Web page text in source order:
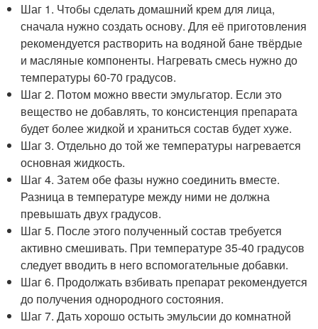
Шаг 1. Чтобы сделать домашний крем для лица,
сначала нужно создать основу. Для её приготовления
рекомендуется растворить на водяной бане твёрдые
и масляные компоненты. Нагревать смесь нужно до
температуры 60-70 градусов.
Шаг 2. Потом можно ввести эмульгатор. Если это
вещество не добавлять, то консистенция препарата
будет более жидкой и храниться состав будет хуже.
Шаг 3. Отдельно до той же температуры нагревается
основная жидкость.
Шаг 4. Затем обе фазы нужно соединить вместе.
Разница в температуре между ними не должна
превышать двух градусов.
Шаг 5. После этого полученный состав требуется
активно смешивать. При температуре 35-40 градусов
следует вводить в него вспомогательные добавки.
Шаг 6. Продолжать взбивать препарат рекомендуется
до получения однородного состояния.
Шаг 7. Дать хорошо остыть эмульсии до комнатной